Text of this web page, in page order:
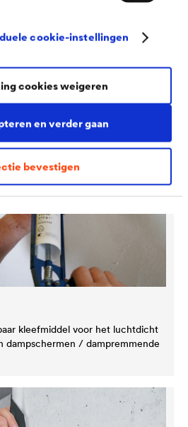
cookie-instellingen
en verder gaan
bevestigen
cookies weigeren
P 100
kleefmiddel voor het luchtdicht
dampschermen / dampremmende